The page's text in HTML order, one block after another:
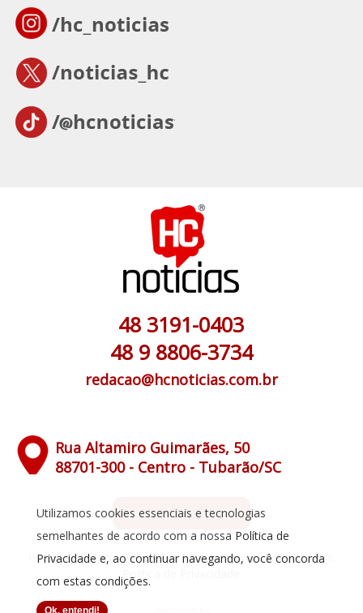
48 3191-0403
48 9 8806-3734
redacao@hcnoticias.com.br
Rua Altamiro Guimarães, 50
88701-300 - Centro - Tubarão/SC
ENVIAR MENSAGEM
Hora Certa Notícias © 2019. Todos os direitos reservados.
Política de Privacidade
Utilizamos cookies essenciais e tecnologias
semelhantes de acordo com a nossa Política de
Privacidade e, ao continuar navegando, você concorda
com estas condições.
Ok, entendi!